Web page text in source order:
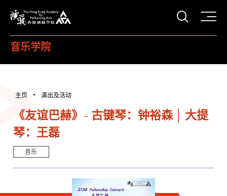
打开
音乐学院
主页 演出及活动
《友谊巴赫》- 古键琴：钟裕森 │ 大提
琴：王磊
音乐